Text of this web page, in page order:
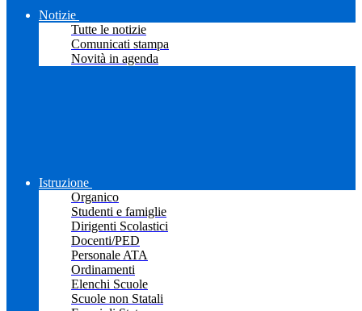
Notizie
Tutte le notizie
Comunicati stampa
Novità in agenda
Istruzione
Organico
Studenti e famiglie
Dirigenti Scolastici
Docenti/PED
Personale ATA
Ordinamenti
Elenchi Scuole
Scuole non Statali